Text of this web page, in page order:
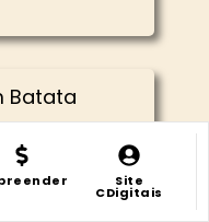
batata:
e
LIsta Desejos
LIsta Desejos
Site
CDigitais